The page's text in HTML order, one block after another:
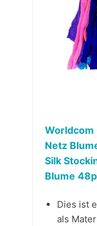
Worldcom
Netz
Silk
Blume
Dies ist
als